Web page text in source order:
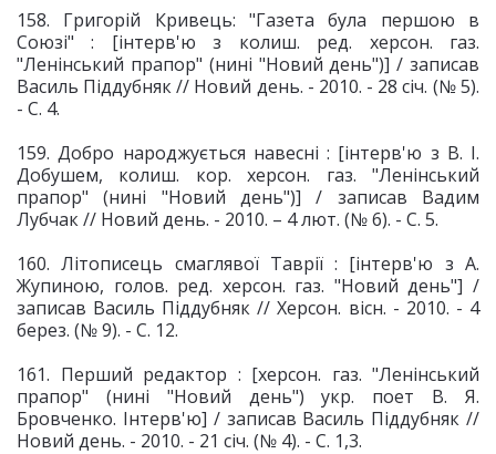
158. Григорій Кривець: "Газета була першою в
Союзі" : [інтерв'ю з колиш. ред. херсон. газ.
"Ленінський прапор" (нині "Новий день")] / записав
Василь Піддубняк // Новий день. - 2010. - 28 січ. (№ 5).
- С. 4.
159. Добро народжується навесні : [інтерв'ю з В. І.
Добушем, колиш. кор. херсон. газ. "Ленінський
прапор" (нині "Новий день")] / записав Вадим
Лубчак // Новий день. - 2010. – 4 лют. (№ 6). - С. 5.
160. Літописець смаглявої Таврії : [інтерв'ю з А.
Жупиною, голов. ред. херсон. газ. "Новий день"] /
записав Василь Піддубняк // Херсон. вісн. - 2010. - 4
берез. (№ 9). - С. 12.
161. Перший редактор : [херсон. газ. "Ленінський
прапор" (нині "Новий день") укр. поет В. Я.
Бровченко. Інтерв'ю] / записав Василь Піддубняк //
Новий день. - 2010. - 21 січ. (№ 4). - С. 1,3.